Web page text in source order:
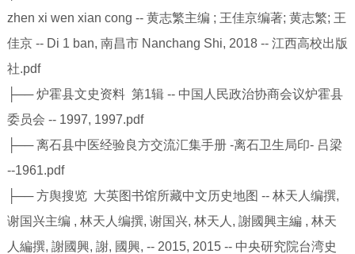
zhen xi wen xian cong -- 黄志繁主编 ; 王佳京编著; 黄志繁; 王
佳京 -- Di 1 ban, 南昌市 Nanchang Shi, 2018 -- 江西高校出版
社.pdf
├── 炉霍县文史资料 第1辑 -- 中国人民政治协商会议炉霍县
委员会 -- 1997, 1997.pdf
├── 离石县中医经验良方交流汇集手册 -离石卫生局印- 吕梁
--1961.pdf
├── 方舆搜览 大英图书馆所藏中文历史地图 -- 林天人编撰,
谢国兴主编 , 林天人编撰, 谢国兴, 林天人, 謝國興主編 , 林天
人編撰, 謝國興, 謝, 國興, -- 2015, 2015 -- 中央研究院台湾史